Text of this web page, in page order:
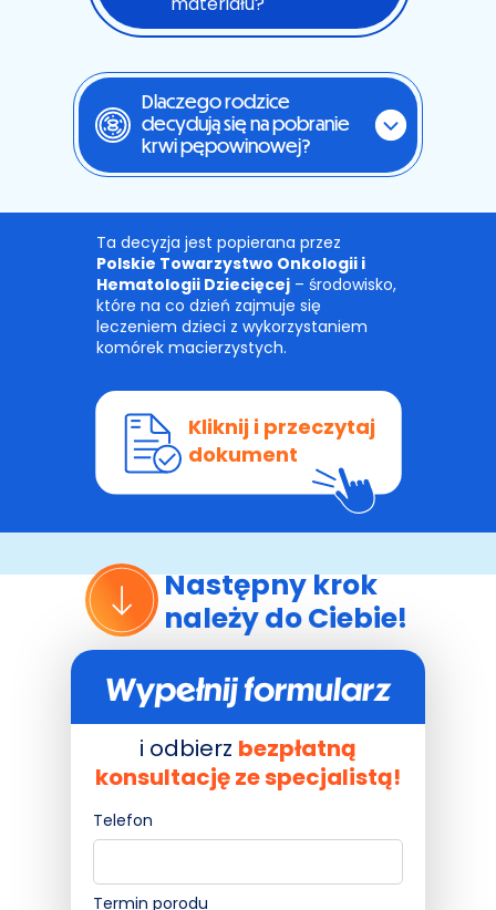
temat wykorzystywanych plików cookies i przetwarzania
znajduje się wPolityce Prywatności.
Dlaczego rodzice
decydują się na pobranie
krwi pępowinowej?
Ta decyzja jest popierana przez
Polskie Towarzystwo Onkologii i
Hematologii Dziecięcej – środowisko,
które na co dzień zajmuje się
leczeniem dzieci z wykorzystaniem
komórek macierzystych.
Kliknij i przeczytaj
dokument
Wypełnij formularz
i odbierz bezpłatną
konsultację ze specjalistą!
Telefon
Termin porodu
Następny krok
należy do Ciebie!